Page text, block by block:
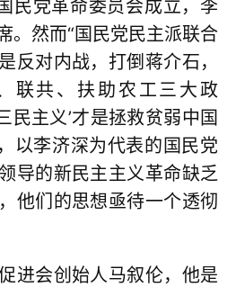
民党革命委员会成立，李
。然而“国民党民主派联合
反对内战，打倒蒋介石，
联共、扶助农工三大政
民主义’才是拯救贫弱中国
以李济深为代表的国民党
导的新民主主义革命缺乏
他们的思想亟待一个透彻
会创始人马叙伦，他是